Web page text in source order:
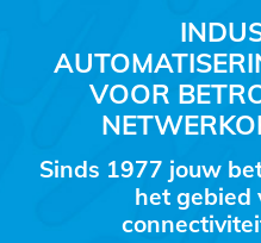
VOOR
Sinds 1977 jouw
het gebied